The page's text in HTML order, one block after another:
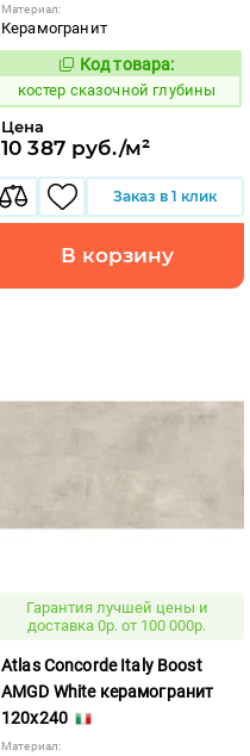
Материал:
Керамогранит
807892
Код товара:
костер сказочной глубины
Цена
10 387 руб./м²
Заказ в 1 клик
В корзину
Гарантия лучшей цены и
доставка 0р. от 100 000р.
Atlas Concorde Italy Boost
AMGD White керамогранит
120x240
Материал: